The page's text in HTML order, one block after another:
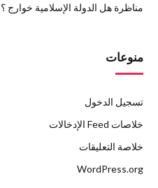
مناظرة هل الدولة الإسلامية خوارج ؟
منوعات
تسجيل الدخول
خلاصات Feed الإدخالات
خلاصة التعليقات
WordPress.org